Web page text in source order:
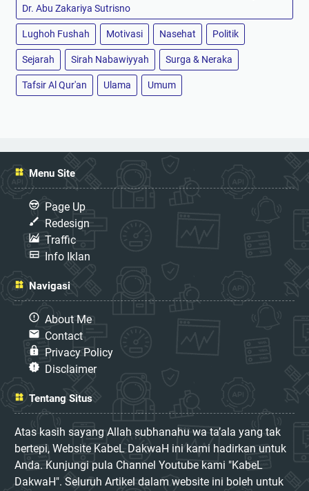
Dr. Abu Zakariya Sutrisno
Lughoh Fushah Motivasi Nasehat Politik
Sejarah Sirah Nabawiyyah Surga & Neraka
Tafsir Al Qur'an Ulama Umum
Menu Site
Page Up
Redesign
Traffic
Info Iklan
Navigasi
About Me
Contact
Privacy Policy
Disclaimer
Tentang Situs
Atas kasih sayang Allah subhanahu wa ta’ala yang tak
bertepi, Website KabeL DakwaH ini kami hadirkan untuk
Anda. Kunjungi pula Channel Youtube kami "KabeL
DakwaH". Seluruh Artikel dalam website ini boleh untuk